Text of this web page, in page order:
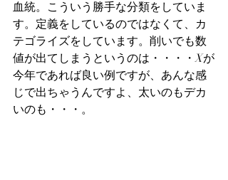
血統。こういう勝手な分類をしていま
す。定義をしているのではなくて、カ
テゴライズをしています。削いでも数
値が出てしまうというのは・・・・Xが
今年であれば良い例ですが、あんな感
じで出ちゃうんですよ、太いのもデカ
いのも・・・。